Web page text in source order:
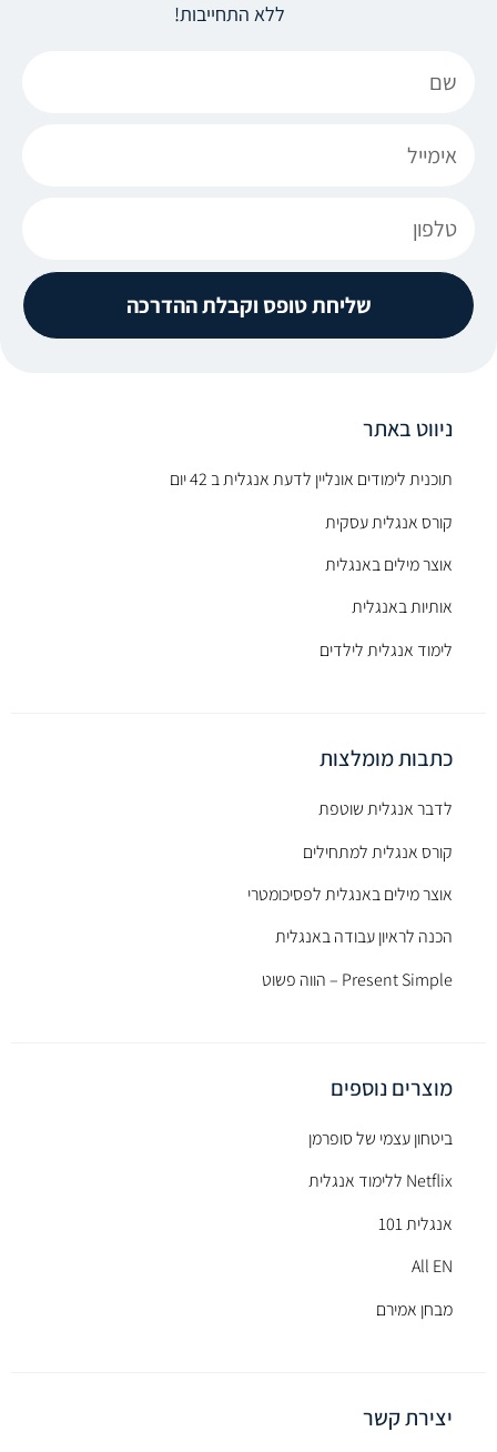
ללא התחייבות!
שליחת טופס וקבלת ההדרכה
ניווט באתר
תוכנית לימודים אונליין לדעת אנגלית ב 42 יום
קורס אנגלית עסקית
אוצר מילים באנגלית
אותיות באנגלית
לימוד אנגלית לילדים
כתבות מומלצות
לדבר אנגלית שוטפת
קורס אנגלית למתחילים
אוצר מילים באנגלית לפסיכומטרי
הכנה לראיון עבודה באנגלית
Present Simple – הווה פשוט
מוצרים נוספים
ביטחון עצמי של סופרמן
Netflix ללימוד אנגלית
אנגלית 101
All EN
מבחן אמירם
יצירת קשר